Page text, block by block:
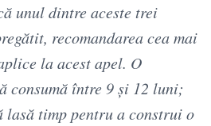
unul dintre aceste trei
recomandarea cea mai
la acest apel. O
consumă între 9 și 12 luni;
lasă timp pentru a construi o